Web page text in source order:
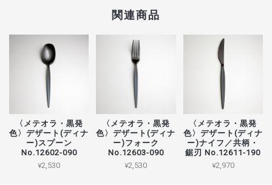
関連商品
〈メテオラ・黒発
色〉デザート(ディナ
ー)スプーン
No.12602-090
¥2,530
〈メテオラ・黒発
色〉デザート(ディナ
ー)フォーク
No.12603-090
¥2,530
〈メテオラ・黒発
色〉デザート(ディナ
ー)ナイフ／共柄・
鋸刃 No.12611-190
¥2,970